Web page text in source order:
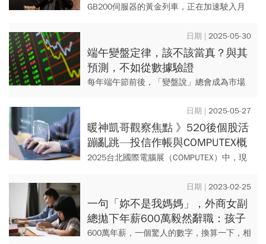
GB200伺服器的黃金列車，正在加速駛入月
盤的沉悶走勢感到困惑時，聰明錢早已悄悄
布局下一波產業革命。就...
2025-05-30
端午變盤定律，該不該當真？與其
預測，不如從數據驗證
每年端午節前後，「變盤說」總會成為市場
數據回答：在這樣的時節裡，誰才是真正具
備重複性與操作勝率的個股？...
2025-05-27
暖神凱哥觀察焦點 》520後個股活
蹦亂跳—投信作帳與COMPUTEX概
念股
2025台北國際電腦展（COMPUTEX）中，現
相關展出廠商超過十家，我們也看到不少媒
體報導指出工業電...
2023-02-25
一句「妳不是我媽媽」，外商女副
總拋下年薪600萬毅然辭職：孩子
不要我，賺錢還有什麼意義...
600萬年薪，一個驚人的數字，換算一下，相